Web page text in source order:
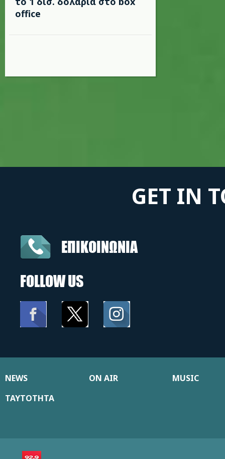
office
GET IN
ΕΠΙΚΟΙΝΩΝΙΑ
FOLLOW US
NEWS ON AIR
MUSIC
ΤΑΥΤΟΤΗΤΑ